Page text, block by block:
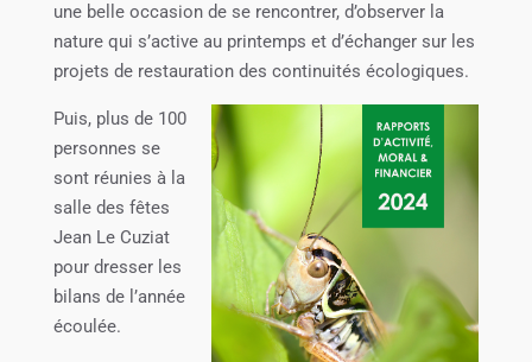
une belle occasion de se rencontrer, d’observer la
nature qui s’active au printemps et d’échanger sur les
projets de restauration des continuités écologiques.
Puis, plus de 100
personnes se
sont réunies à la
salle des fêtes
Jean Le Cuziat
pour dresser les
bilans de l’année
écoulée.